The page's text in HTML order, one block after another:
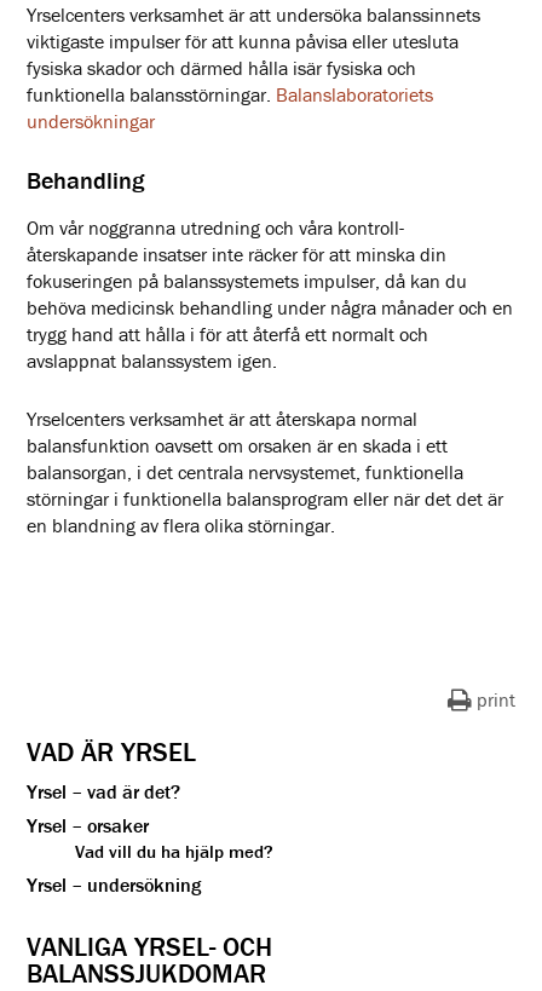
Yrselcenters verksamhet är att undersöka balanssinnets
viktigaste impulser för att kunna påvisa eller utesluta
fysiska skador och därmed hålla isär fysiska och
funktionella balansstörningar. Balanslaboratoriets
undersökningar
Behandling
Om vår noggranna utredning och våra kontroll-
återskapande insatser inte räcker för att minska din
fokuseringen på balanssystemets impulser, då kan du
behöva medicinsk behandling under några månader och en
trygg hand att hålla i för att återfå ett normalt och
avslappnat balanssystem igen.
Yrselcenters verksamhet är att återskapa normal
balansfunktion oavsett om orsaken är en skada i ett
balansorgan, i det centrala nervsystemet, funktionella
störningar i funktionella balansprogram eller när det det är
en blandning av flera olika störningar.
print
VAD ÄR YRSEL
Yrsel – vad är det?
Yrsel – orsaker
Vad vill du ha hjälp med?
Yrsel – undersökning
VANLIGA YRSEL- OCH
BALANSSJUKDOMAR